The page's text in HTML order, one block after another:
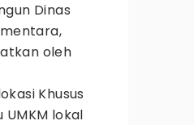
Dinas
oleh
Khusus
lokal